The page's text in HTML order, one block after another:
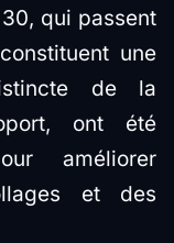
qui passent
une
de la
ont été
améliorer
et des